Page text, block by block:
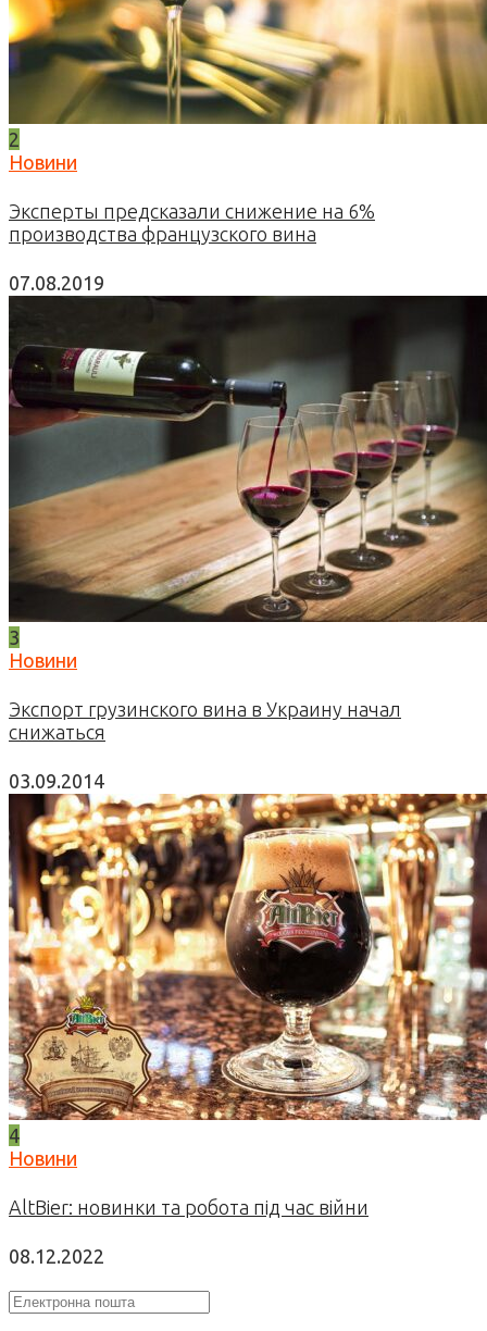
2
Новини
Эксперты предсказали снижение на 6%
производства французского вина
07.08.2019
3
Новини
Экспорт грузинского вина в Украину начал
снижаться
03.09.2014
4
Новини
AltBier: новинки та робота під час війни
08.12.2022